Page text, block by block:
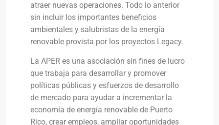
atraer nuevas operaciones. Todo lo anterior
sin incluir los importantes beneficios
ambientales y salubristas de la energía
renovable provista por los proyectos Legacy.
La APER es una asociación sin fines de lucro
que trabaja para desarrollar y promover
políticas públicas y esfuerzos de desarrollo
de mercado para ayudar a incrementar la
economía de energía renovable de Puerto
Rico, crear empleos, ampliar oportunidades